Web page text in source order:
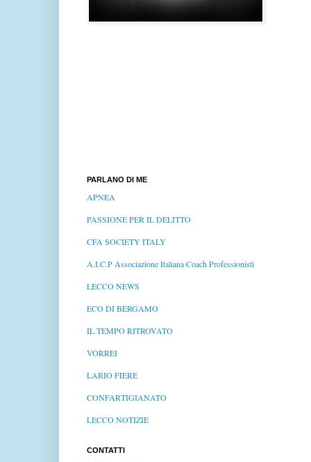
PARLANO DI ME
APNEA
PASSIONE PER IL DELITTO
CFA SOCIETY ITALY
A.I.C.P Associazione Italiana Coach Professionisti
LECCO NEWS
ECO DI BERGAMO
IL TEMPO RITROVATO
VORREI
LARIO FIERE
CONFARTIGIANATO
LECCO NOTIZIE
CONTATTI